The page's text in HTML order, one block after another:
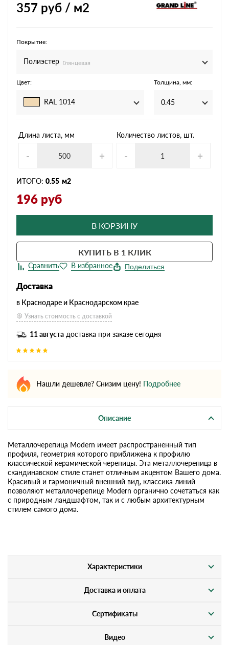
357 руб / м2
Покрытие:
Полиэстер Глянцевая
Цвет:
RAL 1014
Толщина, мм:
0.45
Длина листа, мм
- +
Количество листов, шт.
- +
ИТОГО: 0.55 м2
196 руб
В КОРЗИНУ
КУПИТЬ В 1 КЛИК
Поделиться
Доставка
в Краснодаре и Краснодарском крае
Узнать стоимость с доставкой
11 августа доставка при заказе сегодня
Нашли дешевле? Снизим цену! Подробнее
Описание
Металлочерепица Modern имеет распространенный тип
профиля, геометрия которого приближена к профилю
классической керамической черепицы. Эта металлочерепица в
скандинавском стиле станет отличным акцентом Вашего дома.
Красивый и гармоничный внешний вид, классика линий
позволяют металлочерепице Modern органично сочетаться как
с природным ландшафтом, так и с любым архитектурным
стилем самого дома.
Характеристики
Доставка и оплата
Сертификаты
Видео